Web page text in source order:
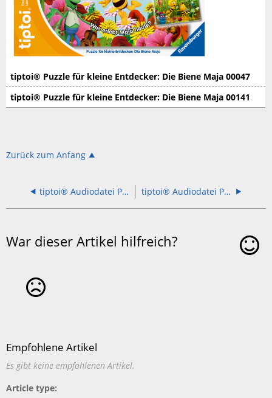
tiptoi® Puzzle für kleine Entdecker: Die Biene Maja 00047
tiptoi® Puzzle für kleine Entdecker: Die Biene Maja 00141
Zurück zum Anfang
tiptoi® Audiodatei Puzzle Beim Kinderarzt 00523 tiptoi® Audiodatei Puzzle Die Ritterburg 00516
War dieser Artikel hilfreich?
Empfohlene Artikel
Es gibt keine empfohlenen Artikel.
Article type